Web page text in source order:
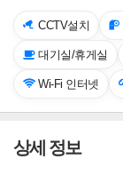
CCTV설치
대기실/휴게실
Wi-Fi 인터넷
상세 정보